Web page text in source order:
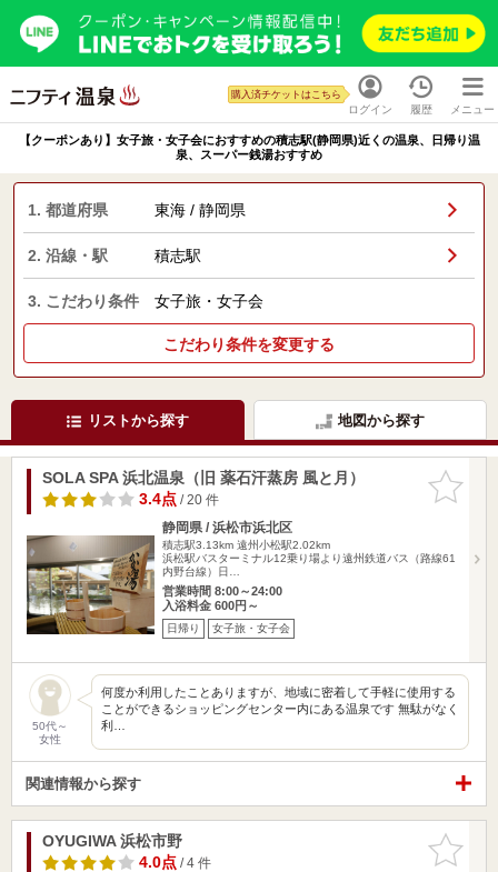
ログイン
購入済チケットはこちら
履歴 メニュー
【クーポンあり】女子旅・女子会におすすめの積志駅(静岡県)近くの温泉、日帰り温
泉、スーパー銭湯おすすめ
1. 都道府県 東海 / 静岡県
2. 沿線・駅 積志駅
3. こだわり条件 女子旅・女子会
こだわり条件を変更する
リストから探す 地図から探す
お気に入
りに追加
SOLA SPA 浜北温泉（旧 薬石汗蒸房 風と月）
3.4点/ 20 件
静岡県 / 浜松市浜北区
積志駅3.13km 遠州小松駅2.02km
浜松駅バスターミナル12乗り場より遠州鉄道バス（路線61
内野台線）日…
営業時間 8:00～24:00
入浴料金 600円～
日帰り 女子旅・女子会
50代～
女性
何度か利用したことありますが、地域に密着して手軽に使用する
ことができるショッピングセンター内にある温泉です 無駄がなく
利…
関連情報から探す
お気に入
りに追加
OYUGIWA 浜松市野
4.0点/ 4 件